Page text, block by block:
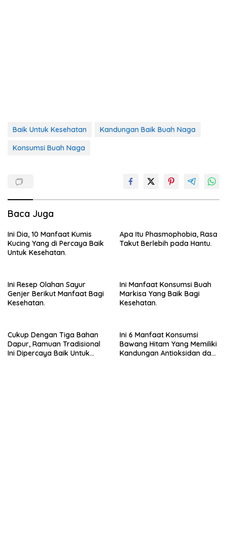
Baik Untuk Kesehatan
Kandungan Baik Buah Naga
Konsumsi Buah Naga
Baca Juga
Ini Dia, 10 Manfaat Kumis
Kucing Yang di Percaya Baik
Untuk Kesehatan.
Apa Itu Phasmophobia, Rasa
Takut Berlebih pada Hantu.
Ini Resep Olahan Sayur
Genjer Berikut Manfaat Bagi
Kesehatan.
Ini Manfaat Konsumsi Buah
Markisa Yang Baik Bagi
Kesehatan.
Cukup Dengan Tiga Bahan
Dapur, Ramuan Tradisional
Ini Dipercaya Baik Untuk
Ini 6 Manfaat Konsumsi
Bawang Hitam Yang Memiliki
Kandungan Antioksidan dan